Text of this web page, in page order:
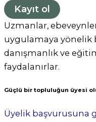
Kayıt ol
Uzmanlar,
uygulamaya yönelik
danışmanlık ve
faydalanırlar.
Güçlü bir topluluğun üyesi
Üyelik başvurusuna